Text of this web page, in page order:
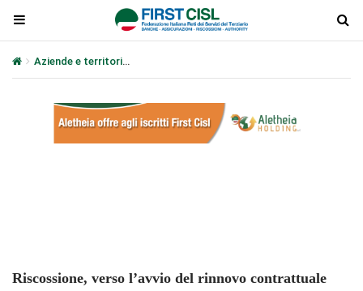
Aziende e territori
Riscossione, verso l’avvio del rinnovo contrattuale